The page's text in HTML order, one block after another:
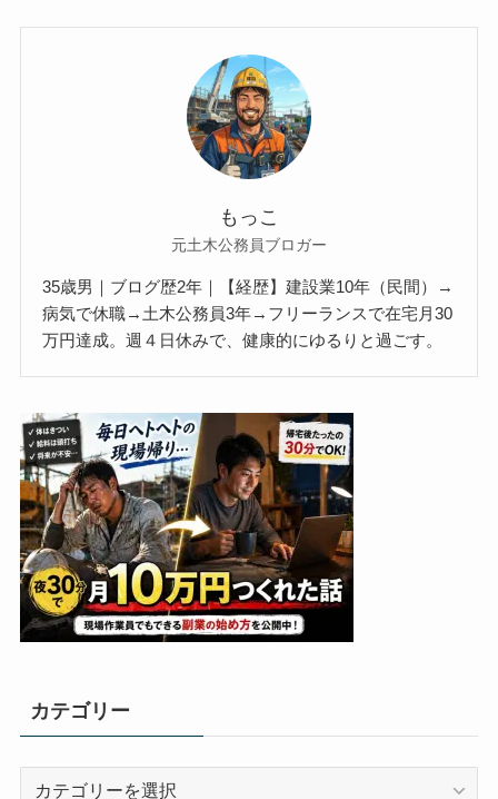
もっこ
元土木公務員ブロガー
35歳男｜ブログ歴2年｜【経歴】建設業10年（民間）→
病気で休職→土木公務員3年→フリーランスで在宅月30
万円達成。週４日休みで、健康的にゆるりと過ごす。
カテゴリー